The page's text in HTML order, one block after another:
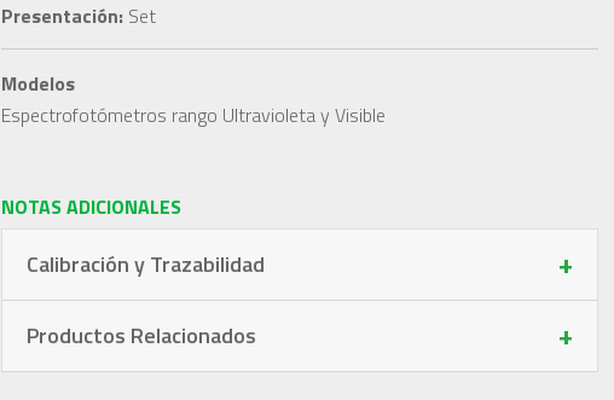
Presentación:Set
Modelos
Espectrofotómetros rango Ultravioleta y Visible
NOTAS ADICIONALES
Calibración y Trazabilidad +
Productos Relacionados +